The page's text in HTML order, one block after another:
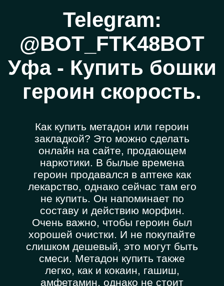
Telegram:
@BOT_FTK48BOT
Уфа - Купить бошки
героин скорость.
Как купить метадон или героин
закладкой? Это можно сделать
онлайн на сайте, продающем
наркотики. В былые времена
героин продавался в аптеке как
лекарство, однако сейчас там его
не купить. Он напоминает по
составу и действию морфин.
Очень важно, чтобы героин был
хорошей очистки. И не покупайте
слишком дешевый, это могут быть
смеси. Метадон купить также
легко, как и кокаин, гашиш,
амфетамин, однако не стоит